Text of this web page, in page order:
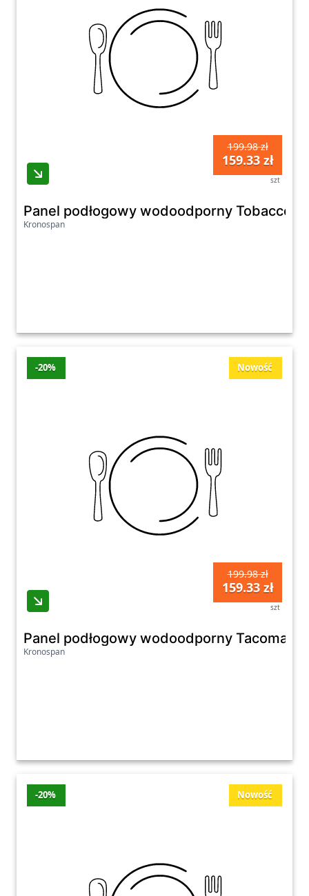
199.98 zł
159.33 zł
szt
Panel podłogowy wodoodporny Tobacco
Kronospan
Nowość
-20%
199.98 zł
159.33 zł
szt
Panel podłogowy wodoodporny Tacoma
Kronospan
Nowość
-20%